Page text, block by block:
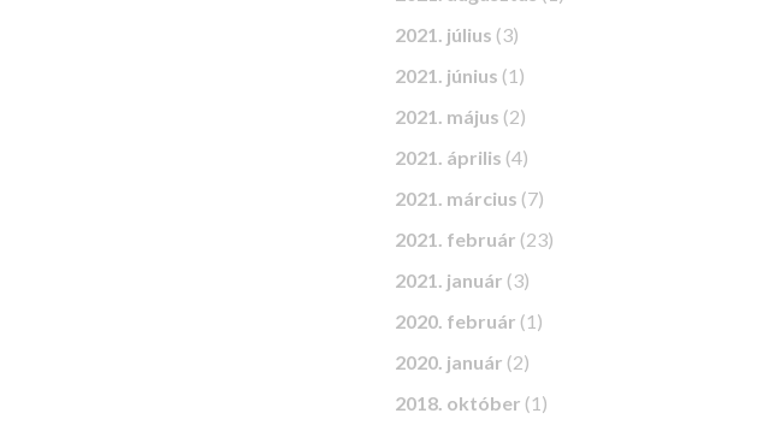
2021. július (3)
2021. június (1)
2021. május (2)
2021. április (4)
2021. március (7)
2021. február (23)
2021. január (3)
2020. február (1)
2020. január (2)
2018. október (1)